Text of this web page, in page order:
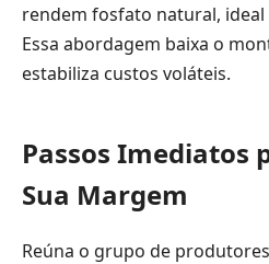
rendem fosfato natural,
Essa abordagem baixa o
estabiliza custos voláteis.
Passos Imediatos
Sua Margem
Reúna o grupo de